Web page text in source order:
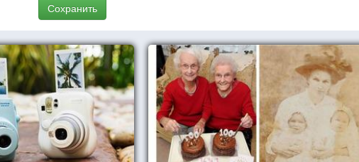
Сохранить